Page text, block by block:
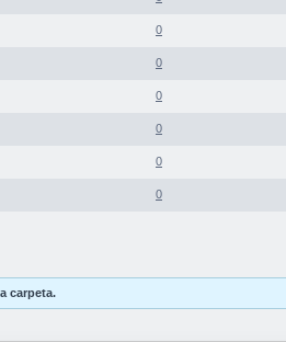
0
0
0
0
0
0
carpeta.